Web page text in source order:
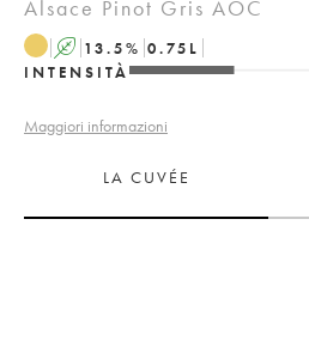
Alsace Pinot Gris AOC
A 13.5% 0.75 L
INTENSITÀ
Maggiori informazioni
LA CUVÉE